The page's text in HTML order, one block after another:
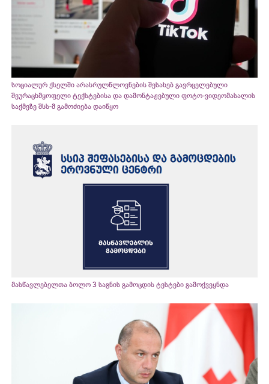
სოციალურ ქსელში არასრულწლოვნების შესახებ გავრცელებული
შეურაცხმყოფელი ტექსტებისა და დამონტაჟებული ფოტო-ვიდეომასალის
საქმეზე შსს-მ გამოძიება დაიწყო
მასწავლებელთა ბოლო 3 საგნის გამოცდის ტესტები გამოქვეყნდა